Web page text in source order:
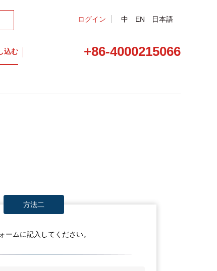
ログイン 中 EN 日本語
込む +86-4000215066
方法二
ームに記入してください。